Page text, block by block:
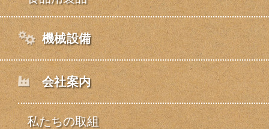
機械設備
会社案内
私たちの取組